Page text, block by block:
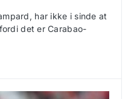
har ikke i sinde at
det er Carabao-